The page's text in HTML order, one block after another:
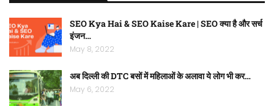
SEO Kya Hai & SEO Kaise Kare | SEO क्या है और सर्च
इंजन…
May 8, 2022
अब दिल्ली की DTC बसों में महिलाओं के अलावा ये लोग भी कर…
May 6, 2022